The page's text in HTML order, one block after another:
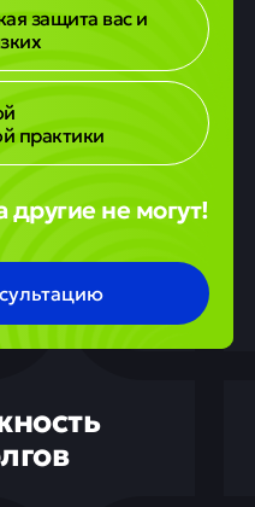
защита вас и
практики
другие не могут!